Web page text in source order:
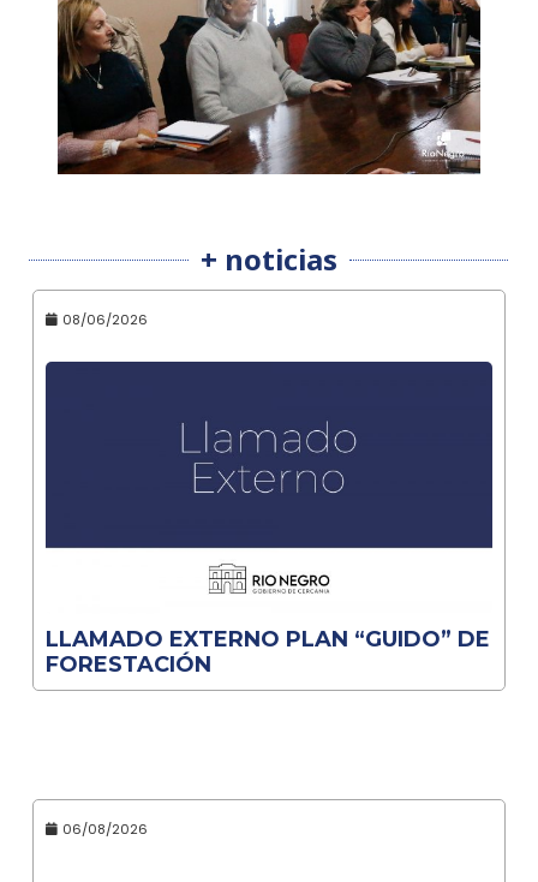
+ noticias
08/06/2026
LLAMADO EXTERNO PLAN “GUIDO” DE
FORESTACIÓN
06/08/2026